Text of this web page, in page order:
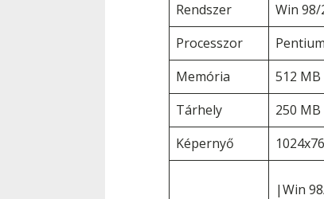
Rendszer
Win
Processzor
Memória
512 MB
Tárhely
250 MB
Képernyő
|Win